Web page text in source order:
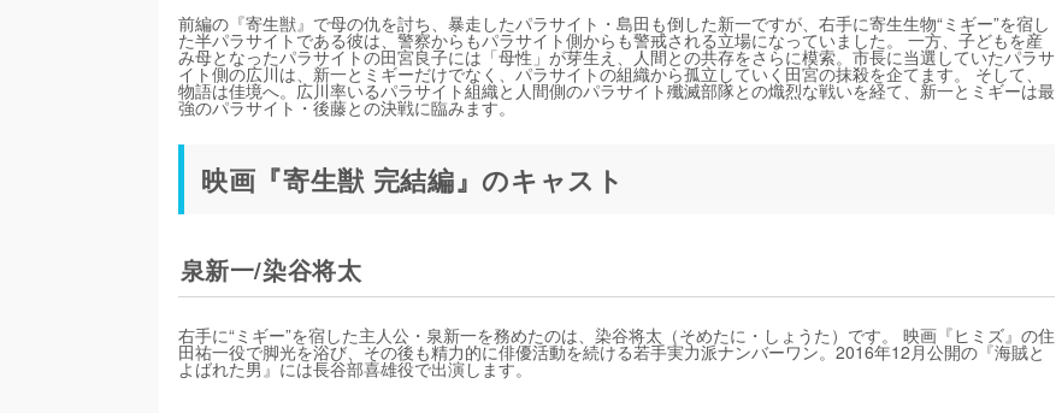
前編の『寄生獣』で母の仇を討ち、暴走したパラサイト・島田も倒した新一ですが、右手に寄生生物“ミギー”を宿し
た半パラサイトである彼は、警察からもパラサイト側からも警戒される立場になっていました。 一方、子どもを産
み母となったパラサイトの田宮良子には「母性」が芽生え、人間との共存をさらに模索。市長に当選していたパラサ
イト側の広川は、新一とミギーだけでなく、パラサイトの組織から孤立していく田宮の抹殺を企てます。 そして、
物語は佳境へ。広川率いるパラサイト組織と人間側のパラサイト殲滅部隊との熾烈な戦いを経て、新一とミギーは最
強のパラサイト・後藤との決戦に臨みます。
映画『寄生獣 完結編』のキャスト
泉新一/染谷将太
右手に“ミギー”を宿した主人公・泉新一を務めたのは、染谷将太（そめたに・しょうた）です。 映画『ヒミズ』の住
田祐一役で脚光を浴び、その後も精力的に俳優活動を続ける若手実力派ナンバーワン。2016年12月公開の『海賊と
よばれた男』には長谷部喜雄役で出演します。